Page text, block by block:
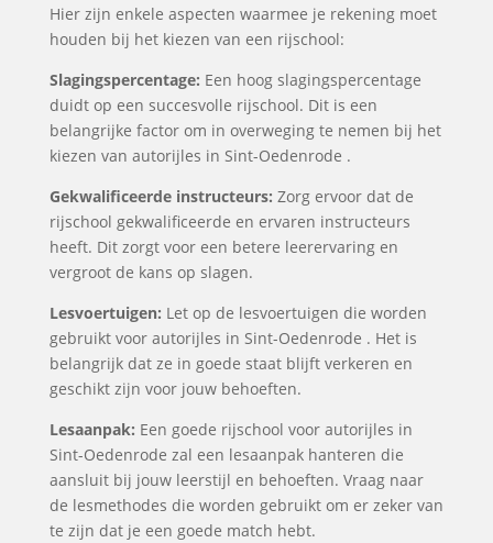
Hier zijn enkele aspecten waarmee je rekening moet
houden bij het kiezen van een rijschool:
Slagingspercentage: Een hoog slagingspercentage
duidt op een succesvolle rijschool. Dit is een
belangrijke factor om in overweging te nemen bij het
kiezen van autorijles in Sint-Oedenrode .
Gekwalificeerde instructeurs: Zorg ervoor dat de
rijschool gekwalificeerde en ervaren instructeurs
heeft. Dit zorgt voor een betere leerervaring en
vergroot de kans op slagen.
Lesvoertuigen: Let op de lesvoertuigen die worden
gebruikt voor autorijles in Sint-Oedenrode . Het is
belangrijk dat ze in goede staat blijft verkeren en
geschikt zijn voor jouw behoeften.
Lesaanpak: Een goede rijschool voor autorijles in
Sint-Oedenrode zal een lesaanpak hanteren die
aansluit bij jouw leerstijl en behoeften. Vraag naar
de lesmethodes die worden gebruikt om er zeker van
te zijn dat je een goede match hebt.